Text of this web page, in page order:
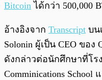
Bitcoin ได้กว่า 500,000
อ้างอิงจาก Transcript บน
Solonin ผู้เป็น CEO ของ
ดังกล่าวต่อนักศึกษาที่โรง
Comminications